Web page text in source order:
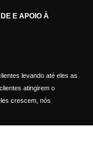
E APOIO À
levando até eles as
atingirem o
crescem, nós